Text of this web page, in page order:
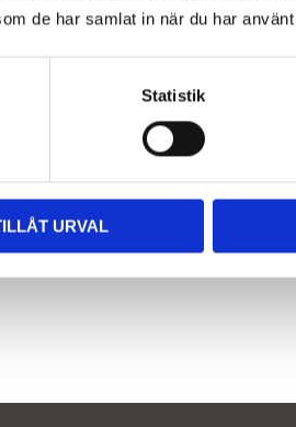
de har samlat in när du har
Statistik
URVAL